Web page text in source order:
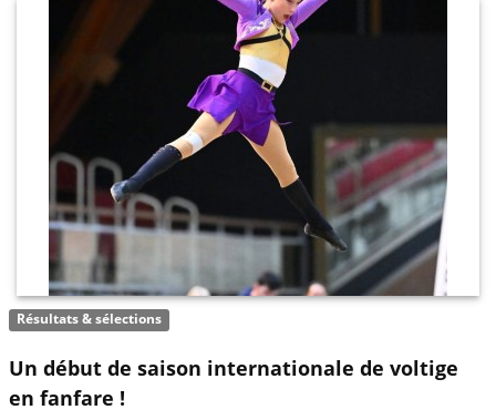
Résultats & sélections
Un début de saison internationale de voltige
en fanfare !